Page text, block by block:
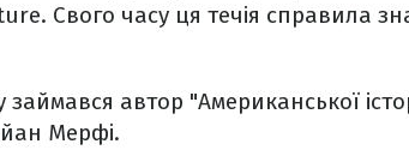
Свого часу ця течія справила
автор "Американської
Мерфі.